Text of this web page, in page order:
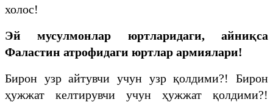
холос!
Эй мусулмонлар юртларидаги, айниқса
Фаластин атрофидаги юртлар армиялари!
Бирон узр айтувчи учун узр қолдими?! Бирон
ҳужжат келтирувчи учун ҳужжат қолдими?!